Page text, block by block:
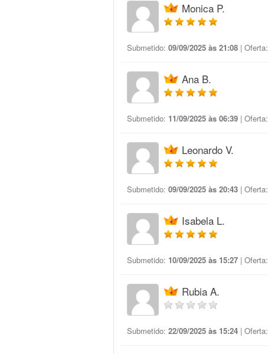
Monica P.
Submetido: 09/09/2025 às 21:08 | Oferta:
Ana B.
Submetido: 11/09/2025 às 06:39 | Oferta:
Leonardo V.
Submetido: 09/09/2025 às 20:43 | Oferta:
Isabela L.
Submetido: 10/09/2025 às 15:27 | Oferta:
Rubia A.
Submetido: 22/09/2025 às 15:24 | Oferta: